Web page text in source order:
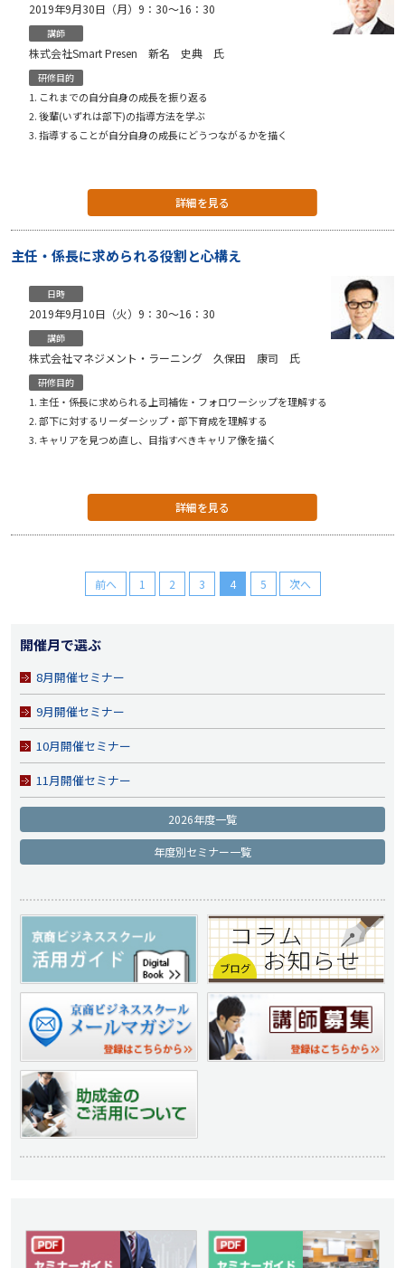
開催月で選ぶ
8月開催セミナー
9月開催セミナー
10月開催セミナー
11月開催セミナー
2026年度一覧
年度別セミナー一覧
2019年9月30日（月）9：30〜16：30
講師
株式会社Smart Presen 新名 史典 氏
研修目的
これまでの自分自身の成長を振り返る
後輩(いずれは部下)の指導方法を学ぶ
指導することが自分自身の成長にどうつながるかを描く
詳細を見る
主任・係長に求められる役割と心構え
日時
2019年9月10日（火）9：30〜16：30
講師
株式会社マネジメント・ラーニング 久保田 康司 氏
研修目的
主任・係長に求められる上司補佐・フォロワーシップを理解する
部下に対するリーダーシップ・部下育成を理解する
キャリアを見つめ直し、目指すべきキャリア像を描く
詳細を見る
前へ 1 2 3 4 5 次へ